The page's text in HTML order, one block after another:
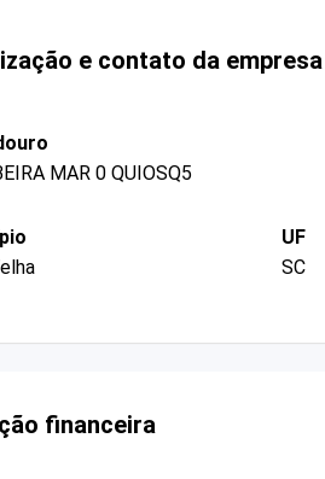
e contato da empresa
MAR 0 QUIOSQ5
UF
SC
financeira